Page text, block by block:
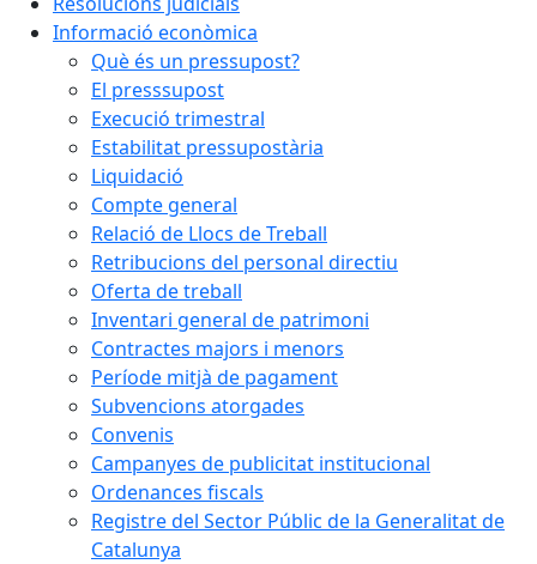
Informació econòmica
Què és un pressupost?
El presssupost
Execució trimestral
Estabilitat pressupostària
Liquidació
Compte general
Relació de Llocs de Treball
Retribucions del personal directiu
Oferta de treball
Inventari general de patrimoni
Contractes majors i menors
Període mitjà de pagament
Subvencions atorgades
Convenis
Campanyes de publicitat institucional
Ordenances fiscals
Registre del Sector Públic de la Generalitat de
Catalunya